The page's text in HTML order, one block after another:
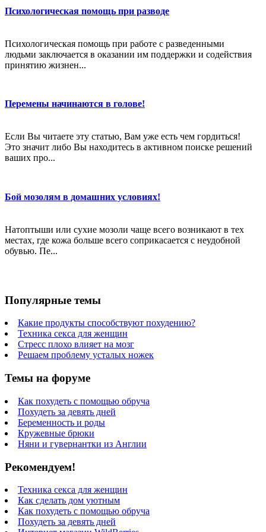
Психологическая помощь при разводе
Психологическая помощь при работе с разведенными
людьми заключается в оказании им поддержки и содействия
принятию жизнен...
Перемены начинаются в голове!
Если Вы читаете эту статью, Вам уже есть чем гордиться!
Это значит либо Вы находитесь в активном поиске решений
ваших про...
Бой мозолям в домашних условиях!
Натоптыши или сухие мозоли чаще всего возникают в тех
местах, где кожа больше всего соприкасается с неудобной
обувью. Пе...
Популярные темы
Какие продукты способствуют похудению?
Техника секса для женщин
Стресс плохо влияет на мозг
Решаем проблему усталых ножек
Темы на форуме
Как похудеть с помощью обруча
Похудеть за девять дней
Беременность и роды
Кружевные брюки
Няни и гувернантки из Англии
Рекомендуем!
Техника секса для женщин
Как сделать дом уютным
Как похудеть с помощью обруча
Похудеть за девять дней